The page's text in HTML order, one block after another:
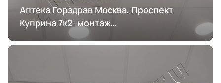
Аптека Горздрав Москва, Проспект
Куприна 7к2: монтаж
кондиционирования